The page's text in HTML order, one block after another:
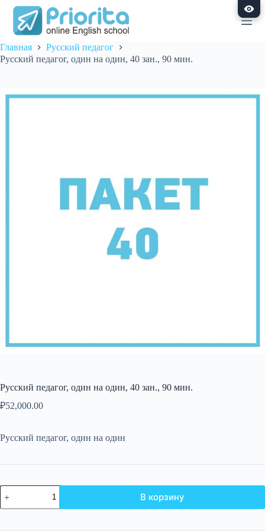
Перейти
сути
Главная
Русский педагог
Русский педагог, один на один, 40 зан., 90 мин.
Русский педагог, один на один, 40 зан., 90 мин.
₽52,000.00
Русский педагог, один на один
Количество
товара
Русский
В корзину